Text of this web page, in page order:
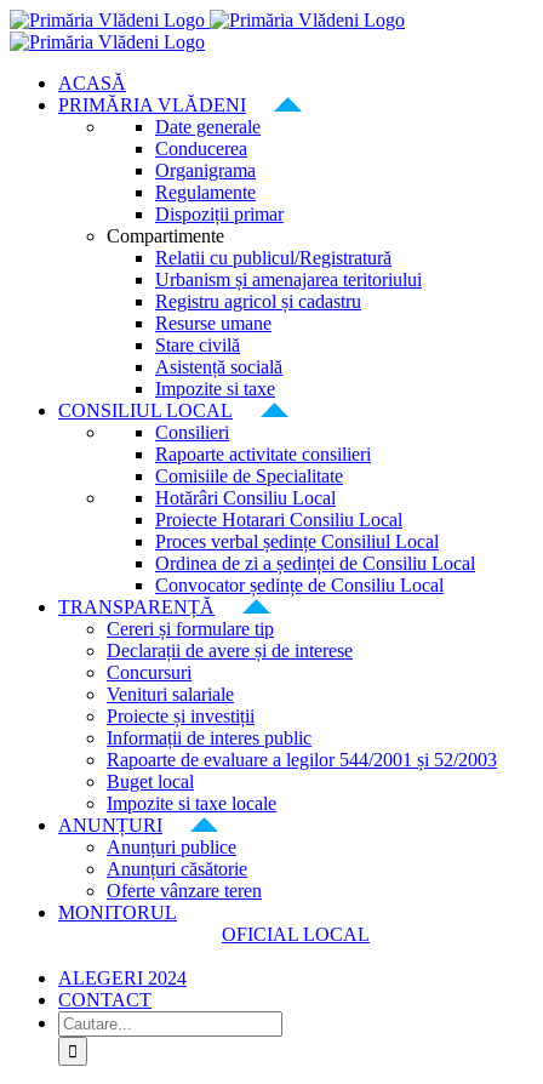
Skip
to
ACASĂ
PRIMĂRIA VLĂDENI
Date generale
Conducerea
Organigrama
Regulamente
Dispoziții primar
Compartimente
Relatii cu publicul/Registratură
Urbanism și amenajarea teritoriului
Registru agricol și cadastru
Resurse umane
Stare civilă
Asistență socială
Impozite si taxe
CONSILIUL LOCAL
Consilieri
Rapoarte activitate consilieri
Comisiile de Specialitate
Hotărâri Consiliu Local
Proiecte Hotarari Consiliu Local
Proces verbal ședințe Consiliul Local
Ordinea de zi a ședinței de Consiliu Local
Convocator ședințe de Consiliu Local
TRANSPARENȚĂ
Cereri și formulare tip
Declarații de avere și de interese
Concursuri
Venituri salariale
Proiecte și investiții
Informații de interes public
Rapoarte de evaluare a legilor 544/2001 și 52/2003
Buget local
Impozite si taxe locale
ANUNȚURI
Anunțuri publice
Anunțuri căsătorie
Oferte vânzare teren
MONITORUL
OFICIAL LOCAL
ALEGERI 2024
CONTACT
Cautare...